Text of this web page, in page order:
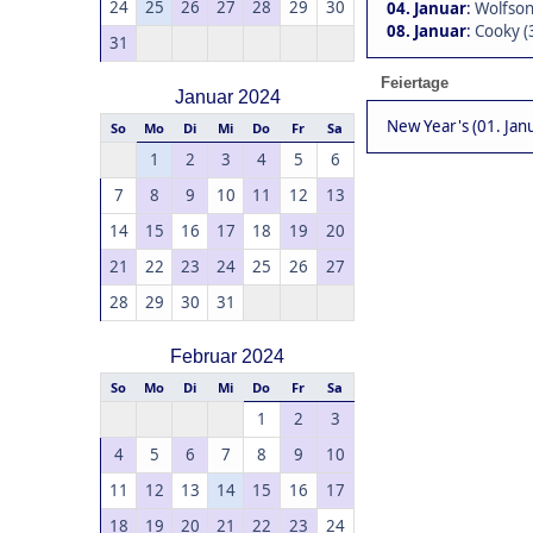
24
25 26 27 28 29
30
31
Januar 2024
So Mo Di Mi Do Fr Sa
1 2 3 4 5
6
7
8 9 10 11 12
13
14
15 16 17 18 19
20
21
22 23 24 25 26
27
28
29 30 31
Februar 2024
So Mo Di Mi Do Fr Sa
1 2
3
4
5 6 7 8 9
10
11
12 13 14 15 16
17
18
19 20 21 22 23 24
04. Januar:
08. Januar: Cooky
Feiertage
New Year's (01.